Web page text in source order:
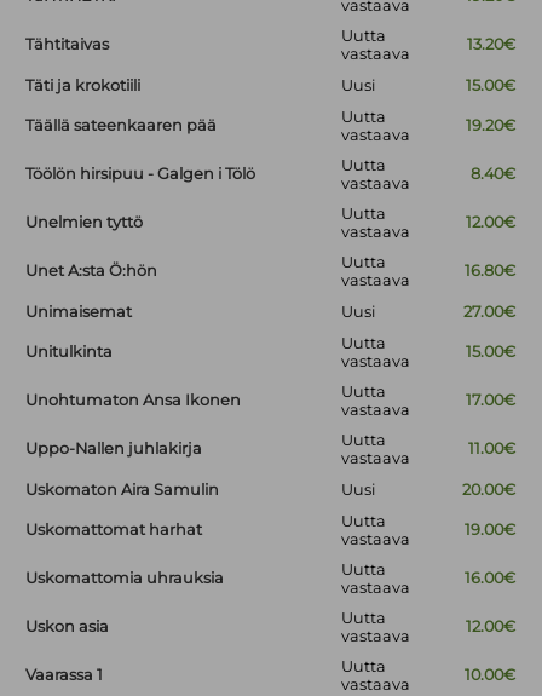
vastaava
Tähtitaivas
Uutta
vastaava
13.20€
Täti ja krokotiili Uusi 15.00€
Täällä sateenkaaren pää
Uutta
vastaava
19.20€
Töölön hirsipuu - Galgen i Tölö
Uutta
vastaava
8.40€
Unelmien tyttö
Uutta
vastaava
12.00€
Unet A:sta Ö:hön
Uutta
vastaava
16.80€
Unimaisemat Uusi 27.00€
Unitulkinta
Uutta
vastaava
15.00€
Unohtumaton Ansa Ikonen
Uutta
vastaava
17.00€
Uppo-Nallen juhlakirja
Uutta
vastaava
11.00€
Uskomaton Aira Samulin Uusi 20.00€
Uskomattomat harhat
Uutta
vastaava
19.00€
Uskomattomia uhrauksia
Uutta
vastaava
16.00€
Uskon asia
Uutta
vastaava
12.00€
Vaarassa 1
Uutta
vastaava
10.00€